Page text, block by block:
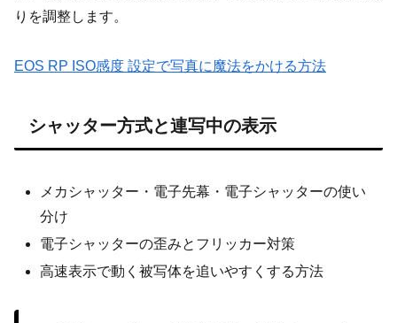
りを調整します。
EOS RP ISO感度 設定で写真に魔法をかける方法
シャッター方式と連写中の表示
メカシャッター・電子先幕・電子シャッターの使い
分け
電子シャッターの歪みとフリッカー対策
高速表示で動く被写体を追いやすくする方法